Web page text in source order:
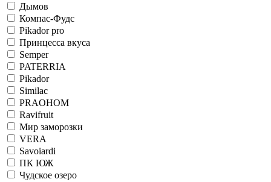
Дымов
Компас-Фудс
Pikador pro
Принцесса вкуса
Semper
PATERRIA
Pikador
Similac
PRAOHOM
Ravifruit
Мир заморозки
VERA
Savoiardi
ПК ЮЖ
Чудское озеро